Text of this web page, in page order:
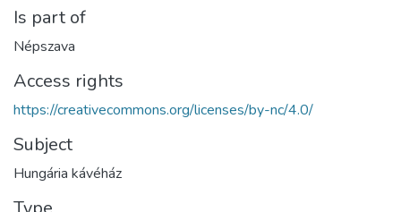
Is part of
Népszava
Access rights
https://creativecommons.org/licenses/by-nc/4.0/
Subject
Hungária kávéház